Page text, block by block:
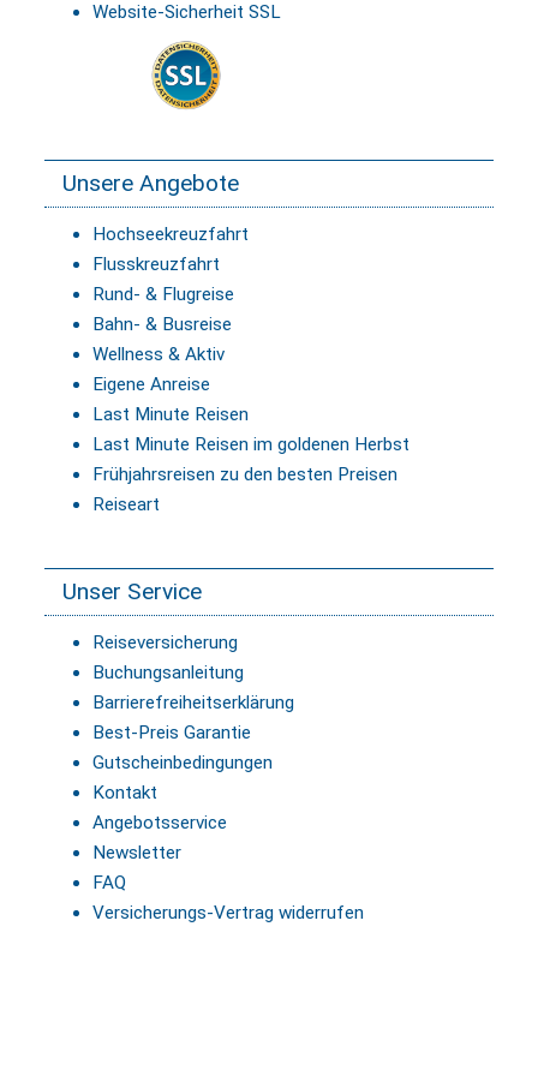
Website-Sicherheit SSL
Unsere Angebote
Hochseekreuzfahrt
Flusskreuzfahrt
Rund- & Flugreise
Bahn- & Busreise
Wellness & Aktiv
Eigene Anreise
Last Minute Reisen
Last Minute Reisen im goldenen Herbst
Frühjahrsreisen zu den besten Preisen
Reiseart
Unser Service
Reiseversicherung
Buchungsanleitung
Barrierefreiheitserklärung
Best-Preis Garantie
Gutscheinbedingungen
Kontakt
Angebotsservice
Newsletter
FAQ
Versicherungs-Vertrag widerrufen